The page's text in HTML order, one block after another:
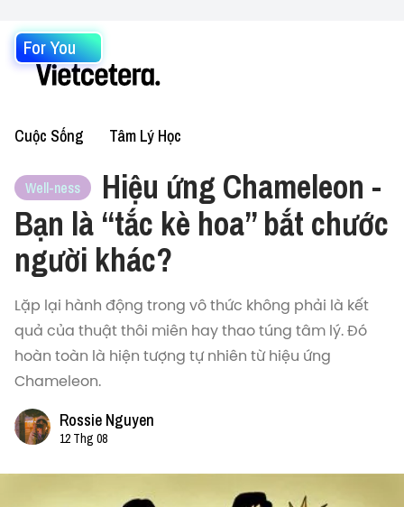
For You
Cuộc Sống Tâm Lý Học
Well-ness
Hiệu ứng Chameleon -
Bạn là “tắc kè hoa” bắt chước
người khác?
Lặp lại hành động trong vô thức không phải là kết
quả của thuật thôi miên hay thao túng tâm lý. Đó
hoàn toàn là hiện tượng tự nhiên từ hiệu ứng
Chameleon.
Rossie Nguyen
12 Thg 08